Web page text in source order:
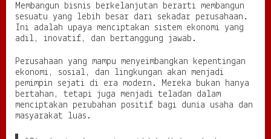
Membangun bisnis berkelanjutan berarti membangun
sesuatu yang lebih besar dari sekadar perusahaan.
Ini adalah upaya menciptakan sistem ekonomi yang
adil, inovatif, dan bertanggung jawab.
Perusahaan yang mampu menyeimbangkan kepentingan
ekonomi, sosial, dan lingkungan akan menjadi
pemimpin sejati di era modern. Mereka bukan hanya
bertahan, tetapi juga menjadi teladan dalam
menciptakan perubahan positif bagi dunia usaha dan
masyarakat luas.